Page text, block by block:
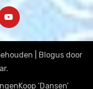
Blogusdoor
.
Koop ‘Dansen’